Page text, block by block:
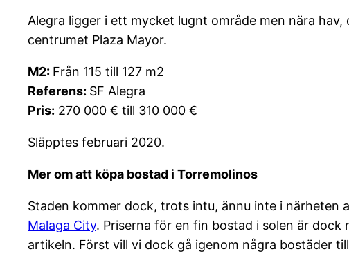
Alegra ligger i ett mycket lugnt område men nära
centrumet Plaza Mayor.
M2: Från 115 till 127 m2
Referens: SF Alegra
Pris: 270 000 € till 310 000 €
Släpptes februari 2020.
Mer om att köpa bostad i Torremolinos
Staden kommer dock, trots intu, ännu inte i närheten
Malaga City. Priserna för en fin bostad i solen är
artikeln. Först vill vi dock gå igenom några bostäder